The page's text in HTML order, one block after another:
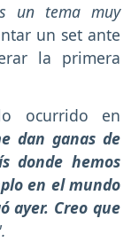
un tema muy
un set ante
la primera
ocurrido en
dan ganas de
donde hemos
en el mundo
ayer. Creo que